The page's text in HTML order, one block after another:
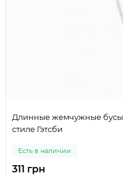
Длинные жемчужные бусы
стиле Гэтсби
Есть в наличии
311 грн